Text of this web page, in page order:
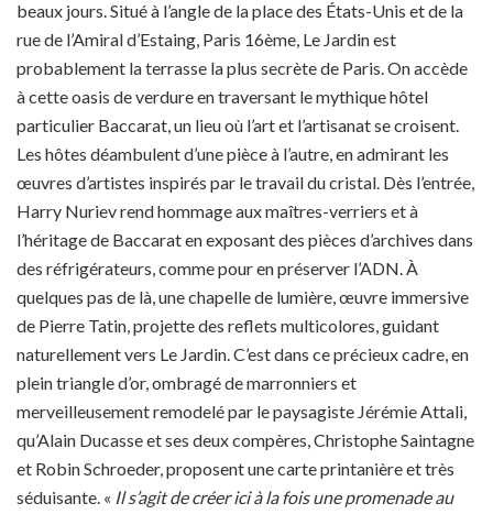
beaux jours. Situé à l’angle de la place des États-Unis et de la
rue de l’Amiral d’Estaing, Paris 16ème, Le Jardin est
probablement la terrasse la plus secrète de Paris. On accède
à cette oasis de verdure en traversant le mythique hôtel
particulier Baccarat, un lieu où l’art et l’artisanat se croisent.
Les hôtes déambulent d’une pièce à l’autre, en admirant les
œuvres d’artistes inspirés par le travail du cristal. Dès l’entrée,
Harry Nuriev rend hommage aux maîtres-verriers et à
l’héritage de Baccarat en exposant des pièces d’archives dans
des réfrigérateurs, comme pour en préserver l’ADN. À
quelques pas de là, une chapelle de lumière, œuvre immersive
de Pierre Tatin, projette des reflets multicolores, guidant
naturellement vers Le Jardin. C’est dans ce précieux cadre, en
plein triangle d’or, ombragé de marronniers et
merveilleusement remodelé par le paysagiste Jérémie Attali,
qu’Alain Ducasse et ses deux compères, Christophe Saintagne
et Robin Schroeder, proposent une carte printanière et très
séduisante. « Il s’agit de créer ici à la fois une promenade au